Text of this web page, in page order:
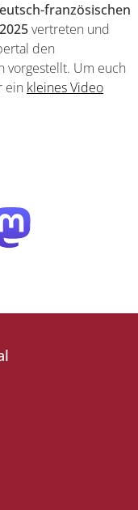
französischen
vertreten und
den
vorgestellt. Um euch
ein kleines Video